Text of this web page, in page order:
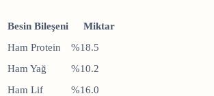
Besin Bileşeni
Miktar
Ham Protein
%18.5
Ham Yağ
%10.2
Ham Lif
%16.0